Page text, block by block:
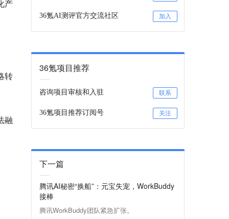
产
转
融
36氪AI测评官方交流社区 加入
36氪项目推荐
咨询项目审核和入驻 联系
36氪项目推荐订阅号 关注
下一篇
腾讯AI秘密“换船”：元宝失宠，WorkBuddy
接棒
腾讯WorkBuddy团队紧急扩张。